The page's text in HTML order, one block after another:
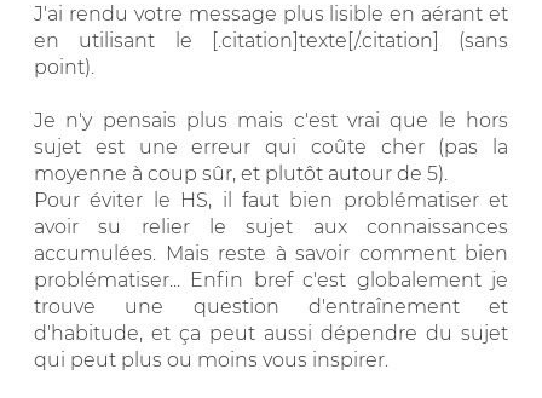
J'ai rendu votre message plus lisible en aérant et
en utilisant le [.citation]texte[/.citation] (sans
point).
Je n'y pensais plus mais c'est vrai que le hors
sujet est une erreur qui coûte cher (pas la
moyenne à coup sûr, et plutôt autour de 5).
Pour éviter le HS, il faut bien problématiser et
avoir su relier le sujet aux connaissances
accumulées. Mais reste à savoir comment bien
problématiser... Enfin bref c'est globalement je
trouve une question d'entraînement et
d'habitude, et ça peut aussi dépendre du sujet
qui peut plus ou moins vous inspirer.